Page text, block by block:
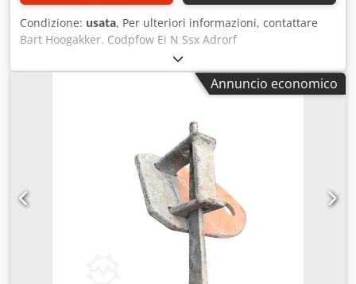
Condizione: usata, Per ulteriori informazioni, contattare
Bart Hoogakker. Codpfow Ei N Ssx Adrorf
Annuncio economico